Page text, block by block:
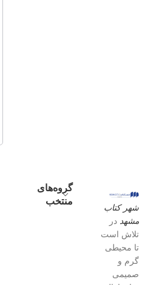
شهر کتاب
مشهد در
تلاش است
تا محیطی
گرم و
صمیمی
گروه‌های
منتخب